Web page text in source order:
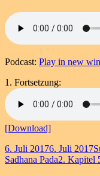
Podcast: Play in new
1. Fortsetzung:
[Download]
Veröffentlicht
am
6. Juli 20176. Juli 2017
Sadhana Pada2. Kapitel